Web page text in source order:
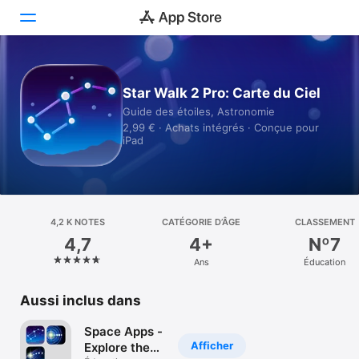
Aujourd’hui
Jeux
Apps
Arcade
Plateforme
iPhone
Vision
Star Walk 2 Pro: Carte du Ciel
Guide des étoiles, Astronomie
2,99 € · Achats intégrés · Conçue pour
iPad
4,2 K NOTES
4,7
CATÉGORIE D’ÂGE
4+
Ans
CLASSEMENT
Nº7
Éducation
Aussi inclus dans
Afficher
Space Apps -
Explore the